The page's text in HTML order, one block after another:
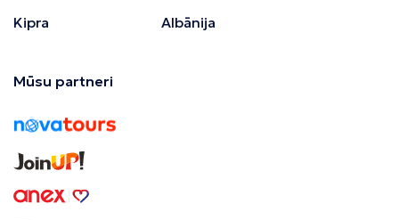
Kipra
Albānija
Mūsu partneri